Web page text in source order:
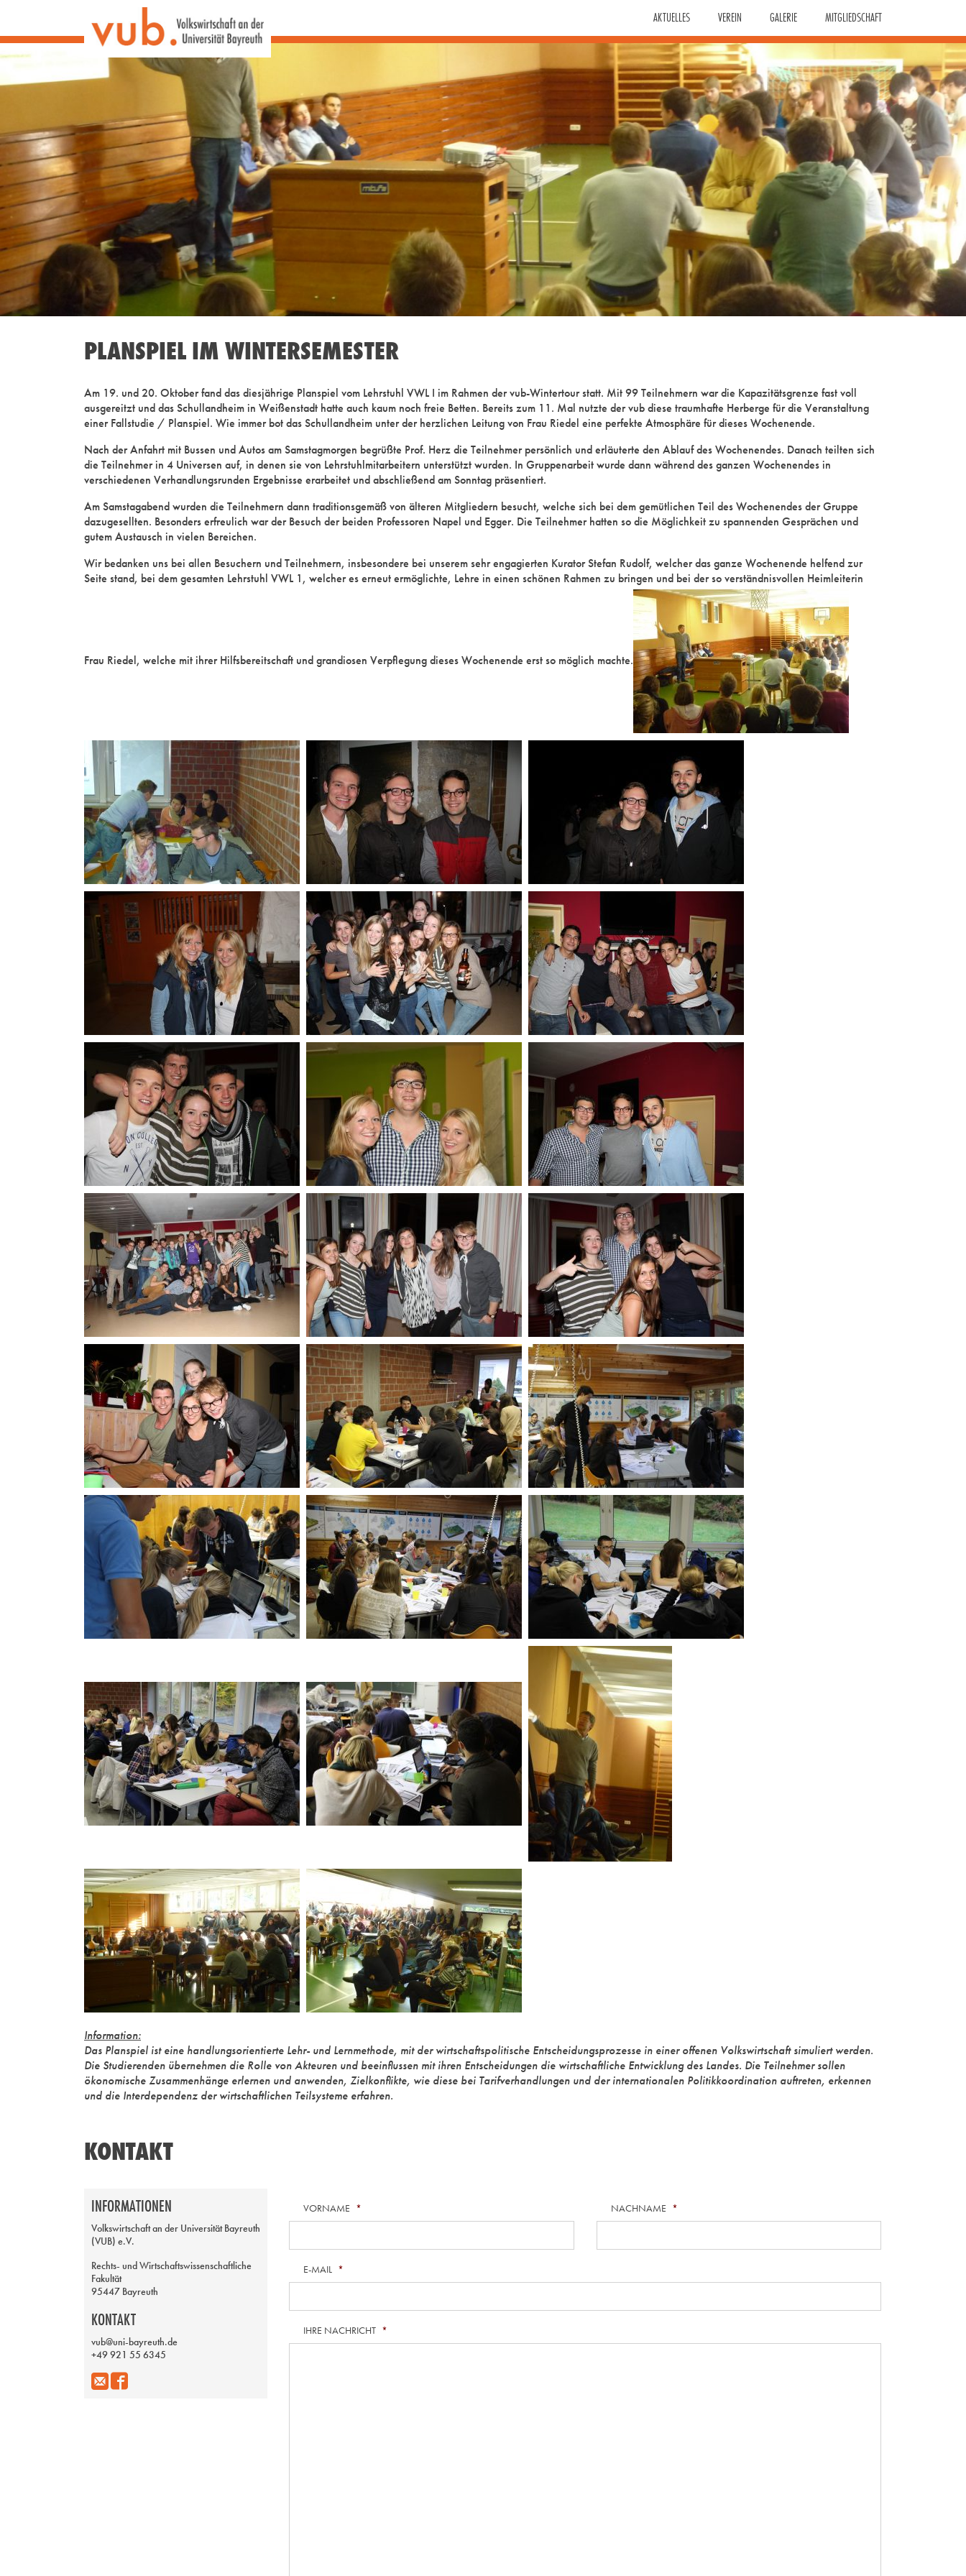
AKTUELLES VEREIN GALERIE MITGLIEDSCHAFT
PLANSPIEL IM WINTERSEMESTER
Am 19. und 20. Oktober fand das diesjährige Planspiel vom Lehrstuhl VWL I im Rahmen der vub-Wintertour statt. Mit 99 Teilnehmern war die Kapazitätsgrenze fast voll
ausgereitzt und das Schullandheim in Weißenstadt hatte auch kaum noch freie Betten. Bereits zum 11. Mal nutzte der vub diese traumhafte Herberge für die Veranstaltung
einer Fallstudie / Planspiel. Wie immer bot das Schullandheim unter der herzlichen Leitung von Frau Riedel eine perfekte Atmosphäre für dieses Wochenende.
Nach der Anfahrt mit Bussen und Autos am Samstagmorgen begrüßte Prof. Herz die Teilnehmer persönlich und erläuterte den Ablauf des Wochenendes. Danach teilten sich
die Teilnehmer in 4 Universen auf, in denen sie von Lehrstuhlmitarbeitern unterstützt wurden. In Gruppenarbeit wurde dann während des ganzen Wochenendes in
verschiedenen Verhandlungsrunden Ergebnisse erarbeitet und abschließend am Sonntag präsentiert.
Am Samstagabend wurden die Teilnehmern dann traditionsgemäß von älteren Mitgliedern besucht, welche sich bei dem gemütlichen Teil des Wochenendes der Gruppe
dazugesellten. Besonders erfreulich war der Besuch der beiden Professoren Napel und Egger. Die Teilnehmer hatten so die Möglichkeit zu spannenden Gesprächen und
gutem Austausch in vielen Bereichen.
Wir bedanken uns bei allen Besuchern und Teilnehmern, insbesondere bei unserem sehr engagierten Kurator Stefan Rudolf, welcher das ganze Wochenende helfend zur
Seite stand, bei dem gesamten Lehrstuhl VWL 1, welcher es erneut ermöglichte, Lehre in einen schönen Rahmen zu bringen und bei der so verständnisvollen Heimleiterin
Frau Riedel, welche mit ihrer Hilfsbereitschaft und grandiosen Verpflegung dieses Wochenende erst so möglich machte.
Information:
Das Planspiel ist eine handlungsorientierte Lehr- und Lernmethode, mit der wirtschaftspolitische Entscheidungsprozesse in einer offenen Volkswirtschaft simuliert werden.
Die Studierenden übernehmen die Rolle von Akteuren und beeinflussen mit ihren Entscheidungen die wirtschaftliche Entwicklung des Landes. Die Teilnehmer sollen
ökonomische Zusammenhänge erlernen und anwenden, Zielkonflikte, wie diese bei Tarifverhandlungen und der internationalen Politikkoordination auftreten, erkennen
und die Interdependenz der wirtschaftlichen Teilsysteme erfahren.
KONTAKT
INFORMATIONEN
Volkswirtschaft an der Universität Bayreuth
(VUB) e.V.
Rechts- und Wirtschaftswissenschaftliche
Fakultät
95447 Bayreuth
KONTAKT
vub@uni-bayreuth.de
+49 921 55 6345
VORNAME * NACHNAME *
E-MAIL *
IHRE NACHRICHT *